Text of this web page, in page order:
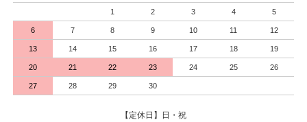
1 2 3 4 5
6 7 8 9 10 11 12
13 14 15 16 17 18 19
20 21 22 23 24 25 26
27 28 29 30
【定休日】日・祝